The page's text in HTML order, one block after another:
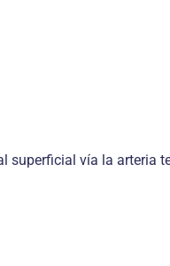
vía la arteria